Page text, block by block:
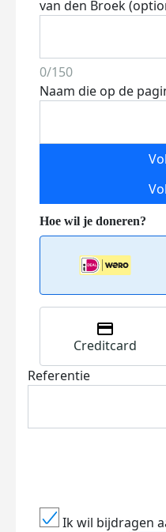
van den Broek
0/150
Naam die op de
Creditcard
Referentie
Ik wil bijdragen